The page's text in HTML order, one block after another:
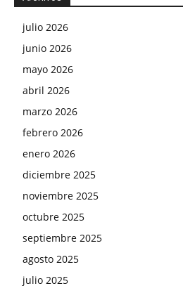
julio 2026
junio 2026
mayo 2026
abril 2026
marzo 2026
febrero 2026
enero 2026
diciembre 2025
noviembre 2025
octubre 2025
septiembre 2025
agosto 2025
julio 2025